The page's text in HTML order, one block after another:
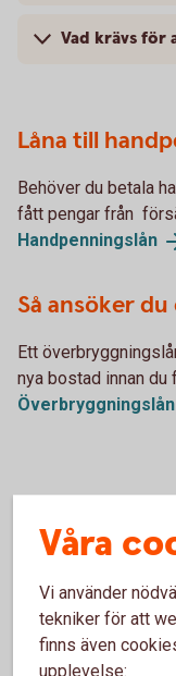
Vad krävs för
Låna till
Behöver du betala
fått pengar från
Handpenningslån
Så ansöker
Ett
nya bostad innan du
Överbryggningslån
Ett
Våra
Vi använder
tekniker för att
finns även
upplevelse: